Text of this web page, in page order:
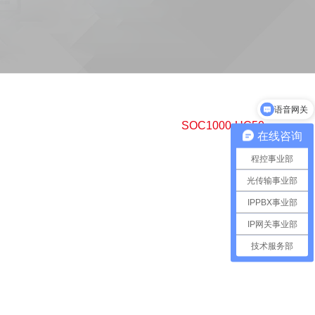
SOC1000-UC50
在线咨询
程控事业部
光传输事业部
IPPBX事业部
IP网关事业部
技术服务部
语音网关